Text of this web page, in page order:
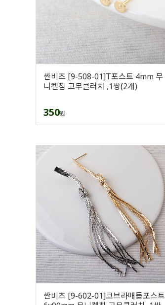
싼비즈 [9-508-01]T포스트 4mm 무
니켈침 고무클러치 ,1쌍(2개)
350원
싼비즈 [9-602-01]코브라매듭포스트